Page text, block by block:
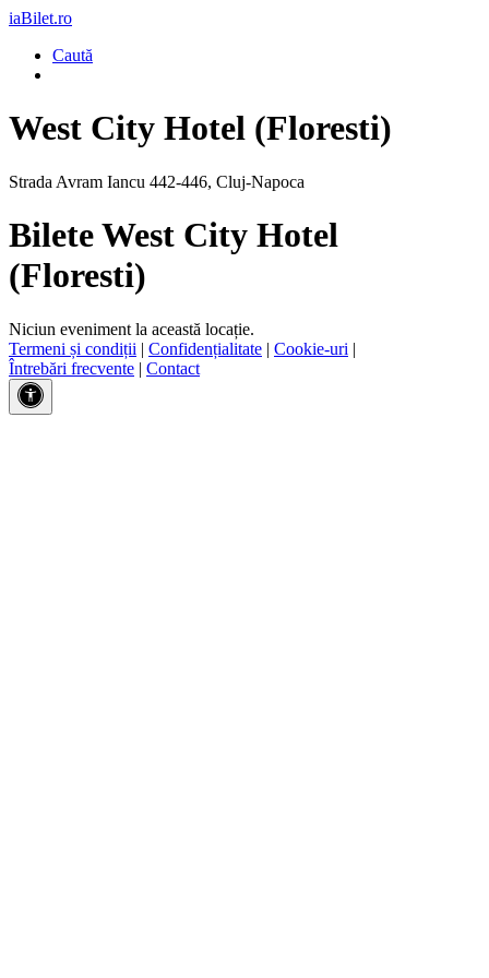
iaBilet.ro
Caută
West City Hotel (Floresti)
Strada Avram Iancu 442-446, Cluj-Napoca
Bilete West City Hotel
(Floresti)
Niciun eveniment la această locație.
Termeni și condiții | Confidențialitate | Cookie-uri |
Întrebări frecvente | Contact